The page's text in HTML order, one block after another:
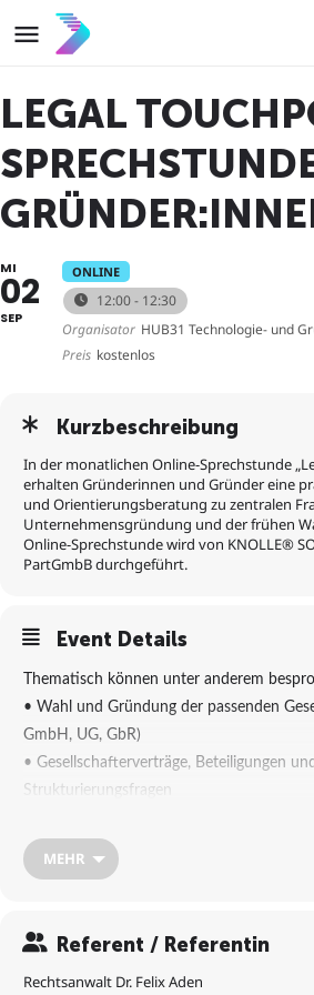
LEGAL
MI
02
SEP
ONLINE
12:00 - 12:30
Organisator HUB31 Technologie- und
Preis kostenlos
Kurzbeschreibung
In der monatlichen Online-Sprechstunde
erhalten Gründerinnen und Gründer eine
und Orientierungsberatung zu zentralen
Unternehmensgründung und der frühen
Online-Sprechstunde wird von KNOLLE®
PartGmbB durchgeführt.
Event Details
Thematisch können unter anderem
• Wahl und Gründung der passenden
GmbH, UG, GbR)
• Gesellschafterverträge, Beteiligungen
Strukturierungsfragen
Kooperationsverträge)
• Haftungsfragen und typische rechtliche
• Grundzüge von AGB-, Datenschutz- und
• Ersteinschätzung zu rechtlichen Fragen
Investoren oder Internationalisierung
MEHR
Referent / Referentin
Rechtsanwalt Dr. Felix Aden